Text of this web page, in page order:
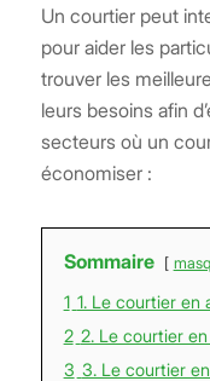
Un courtier peut
pour aider les
trouver les
leurs besoins afin
secteurs où un
économiser :
Sommaire
1 1. Le courtier en
2 2. Le courtier
3 3. Le courtier en